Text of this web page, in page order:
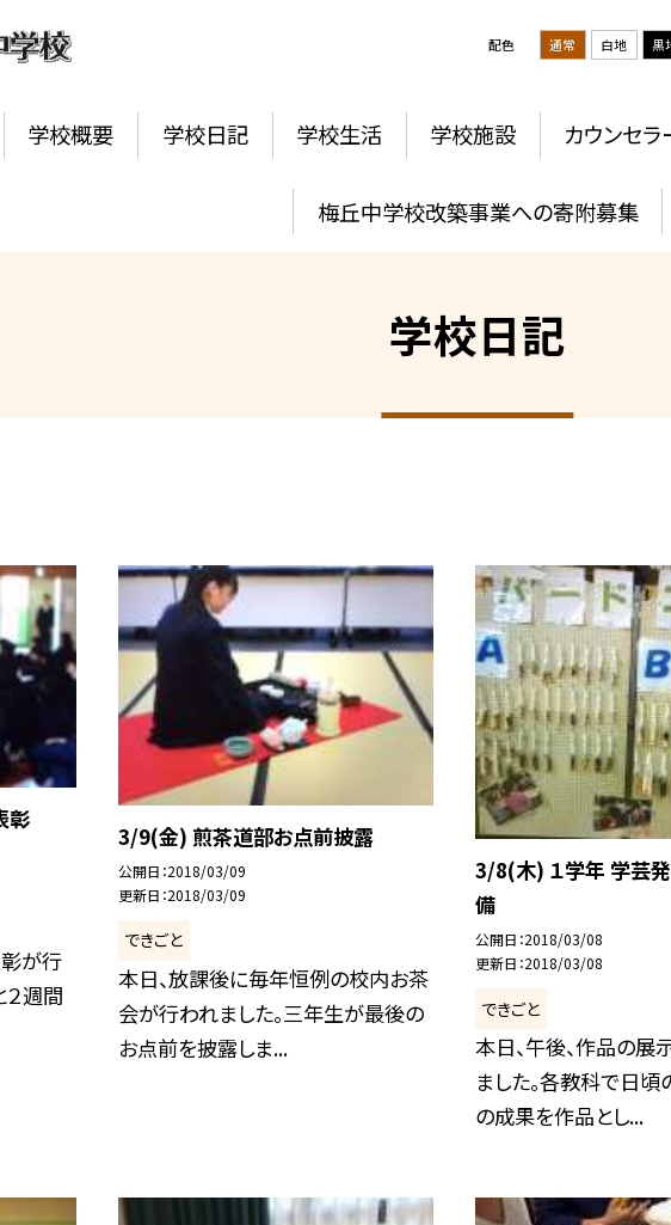
配色 通常 白地 黒
学校概要 学校日記 学校生活 学校施設 カウンセラ
梅丘中学校改築事業への寄附募集
学校日記
彰
が行
２週間
3/9(金) 煎茶道部お点前披露
公開日 2018/03/09
更新日 2018/03/09
できごと
本日、放課後に毎年恒例の校内お茶
会が行われました。三年生が最後の
お点前を披露しま...
3/8(木) １学年 学芸
備
公開日 2018/03/08
更新日 2018/03/08
できごと
本日、午後、作品の展
ました。各教科で日
の成果を作品とし...